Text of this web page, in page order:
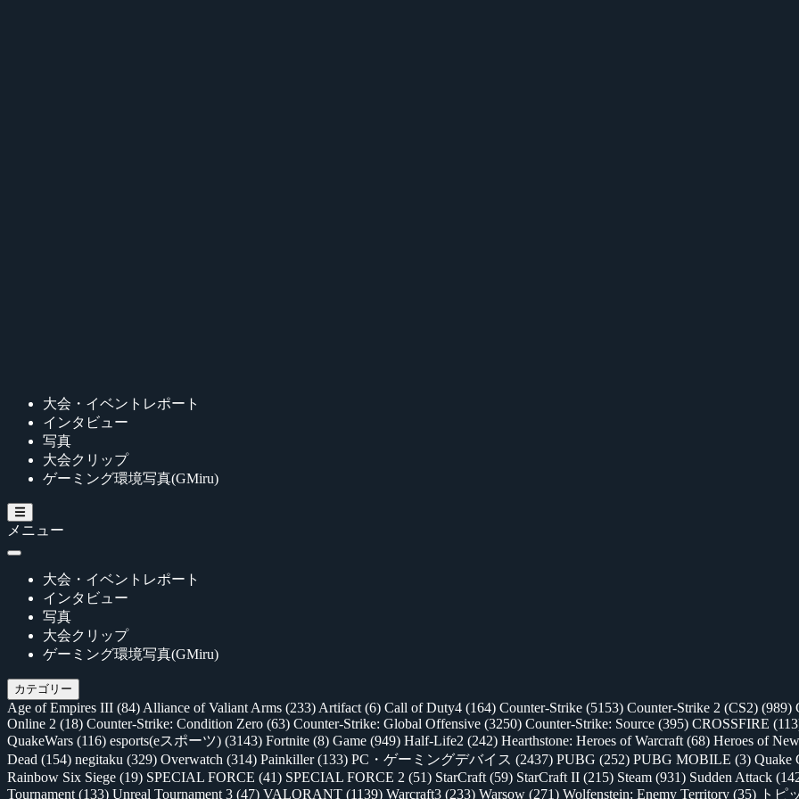
大会・イベントレポート
インタビュー
写真
大会クリップ
ゲーミング環境写真(GMiru)
メニュー
大会・イベントレポート
インタビュー
写真
大会クリップ
ゲーミング環境写真(GMiru)
カテゴリー
Age of Empires III (84) Alliance of Valiant Arms (233) Artifact (6) Call of Duty4 (164) Counter-Strike (5153) Counter-Strike 2 (CS2) (989)
Online 2 (18) Counter-Strike: Condition Zero (63) Counter-Strike: Global Offensive (3250) Counter-Strike: Source (395) CROSSFIRE
QuakeWars (116) esports(eスポーツ) (3143) Fortnite (8) Game (949) Half-Life2 (242) Hearthstone: Heroes of Warcraft (68) Heroes of
Dead (154) negitaku (329) Overwatch (314) Painkiller(133) PC・ゲーミングデバイス (2437) PUBG (252) PUBG MOBILE (3) Quake
Rainbow Six Siege (19) SPECIAL FORCE (41) SPECIAL FORCE 2 (51) StarCraft (59) StarCraft II (215) Steam (931) Sudden Attack
Tournament (133) Unreal Tournament 3 (47) VALORANT (1139) Warcraft3 (233) Warsow (271) Wolfenstein: Enemy Territory (35) トピ